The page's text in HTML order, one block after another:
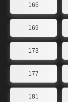
165
169
173
177
181